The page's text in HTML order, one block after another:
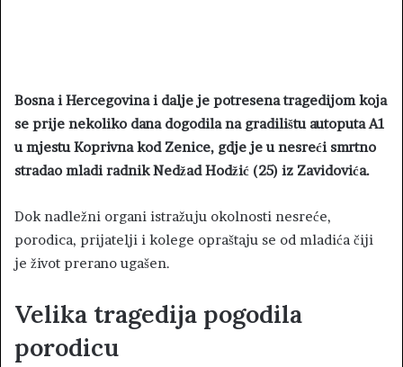
Bosna i Hercegovina i dalje je potresena tragedijom koja
se prije nekoliko dana dogodila na gradilištu autoputa A1
u mjestu Koprivna kod Zenice, gdje je u nesreći smrtno
stradao mladi radnik Nedžad Hodžić (25) iz Zavidovića.
Dok nadležni organi istražuju okolnosti nesreće,
porodica, prijatelji i kolege opraštaju se od mladića čiji
je život prerano ugašen.
Velika tragedija pogodila
porodicu